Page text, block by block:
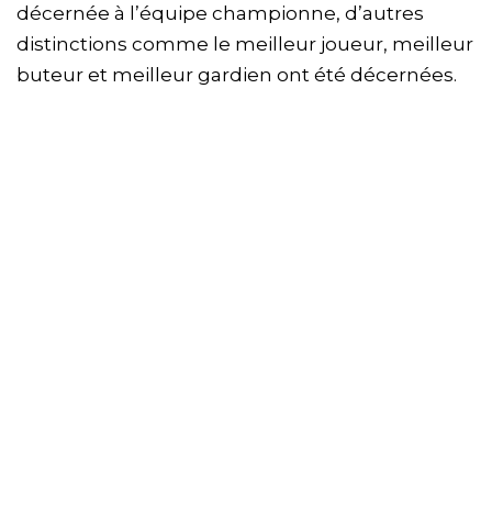
décernée à l’équipe championne, d’autres
distinctions comme le meilleur joueur, meilleur
buteur et meilleur gardien ont été décernées.